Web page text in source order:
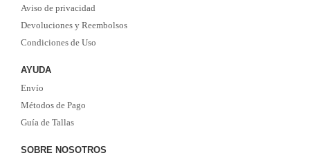
em todas as etapas do processo de compra.
Não se esqueça que, se o valor da sua compra for superior a 99 euros, oferecemos o
serviço de entrega EMS gratuito. Não perca a oportunidade de adquirir as melhores
Aviso de privacidad
Devoluciones y Reembolsos
Condiciones de Uso
AYUDA
Envío
Métodos de Pago
Guía de Tallas
SOBRE NOSOTROS